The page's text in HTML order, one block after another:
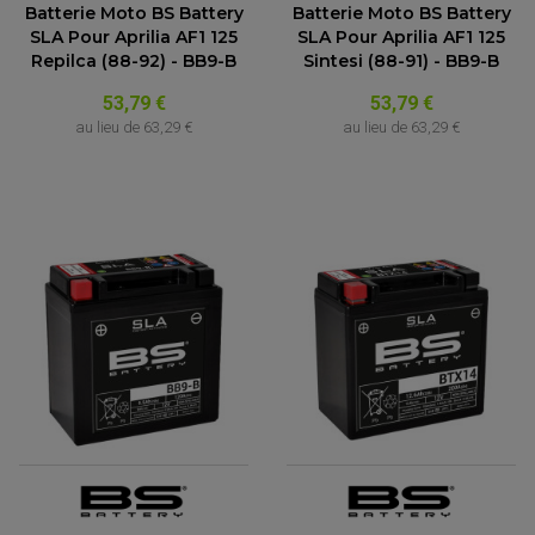
PROTECTION FOURCHE ET BRAS OSCILLANT
PROTECTION SILENCIEUX
PROTECTION LEVIER
TAMPONS ALLOY ULTIMA
ROULEMENT MOTO
EMBRAYAGE MOTO
KIT CHAÎNE MOTO
ACCESSOIRE SCOOTER KYMCO
ACCESSOIRE SCOOTER MBK
ACCESSOIRE SCOOTER PEUGEOT
ACCESSOIRE SCOOTER SUZUKI
ACCESSOIRE SCOOTER VESPA
Batterie Moto BS Battery
SLA Pour Aprilia AF1 125
Repilca (88-92) - BB9-B
53,79 €
au lieu de 63,29 €
Batterie Moto BS Battery
SLA Pour Aprilia AF1 125
Sintesi (88-91) - BB9-B
53,79 €
au lieu de 63,29 €